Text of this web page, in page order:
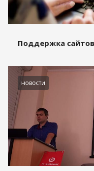
Поддержка
новости